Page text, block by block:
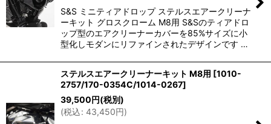
S&S ミニティアドロップ ステルスエアークリーナ
ーキット グロスクローム M8用 S&Sのティアドロ
ップ型のエアクリーナーカバーを85%サイズに小
型化しモダンにリファインされたデザインです …
ステルスエアークリーナーキット M8用 [1010-
2757/170-0354C/1014-0267]
39,500円(税別)
(税込: 43,450円)